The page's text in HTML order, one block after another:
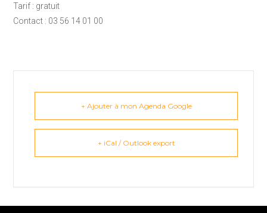
Tarif : gratuit
Contact : 03 56 14 01 00
+ Ajouter à mon Agenda Google
+ iCal / Outlook export